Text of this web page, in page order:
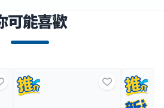
可能喜歡